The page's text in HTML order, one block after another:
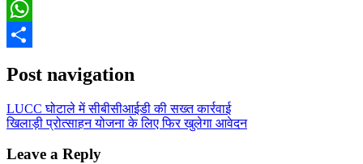
Email
WhatsApp
Post navigation
LUCC घोटाले में सीबीसीआईडी की सख्त कार्रवाई
खिलाड़ी प्रोत्साहन योजना के लिए फिर खुलेगा आवेदन
Leave a Reply